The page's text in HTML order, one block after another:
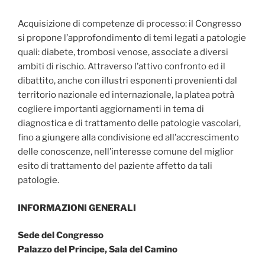
Acquisizione di competenze di processo: il Congresso
si propone l’approfondimento di temi legati a patologie
quali: diabete, trombosi venose, associate a diversi
ambiti di rischio. Attraverso l’attivo confronto ed il
dibattito, anche con illustri esponenti provenienti dal
territorio nazionale ed internazionale, la platea potrà
cogliere importanti aggiornamenti in tema di
diagnostica e di trattamento delle patologie vascolari,
fino a giungere alla condivisione ed all’accrescimento
delle conoscenze, nell’interesse comune del miglior
esito di trattamento del paziente affetto da tali
patologie.
INFORMAZIONI GENERALI
Sede del Congresso
Palazzo del Principe, Sala del Camino